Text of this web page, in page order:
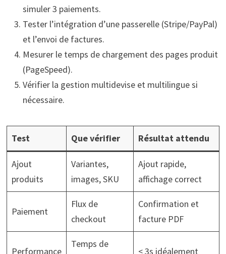
simuler 3 paiements.
Tester l’intégration d’une passerelle (Stripe/PayPal)
et l’envoi de factures.
Mesurer le temps de chargement des pages produit
(PageSpeed).
Vérifier la gestion multidevise et multilingue si
nécessaire.
Test Que vérifier Résultat attendu
Ajout
produits
Variantes,
images, SKU
Ajout rapide,
affichage correct
Paiement
Flux de
checkout
Confirmation et
facture PDF
Performance
Temps de
< 3s idéalement